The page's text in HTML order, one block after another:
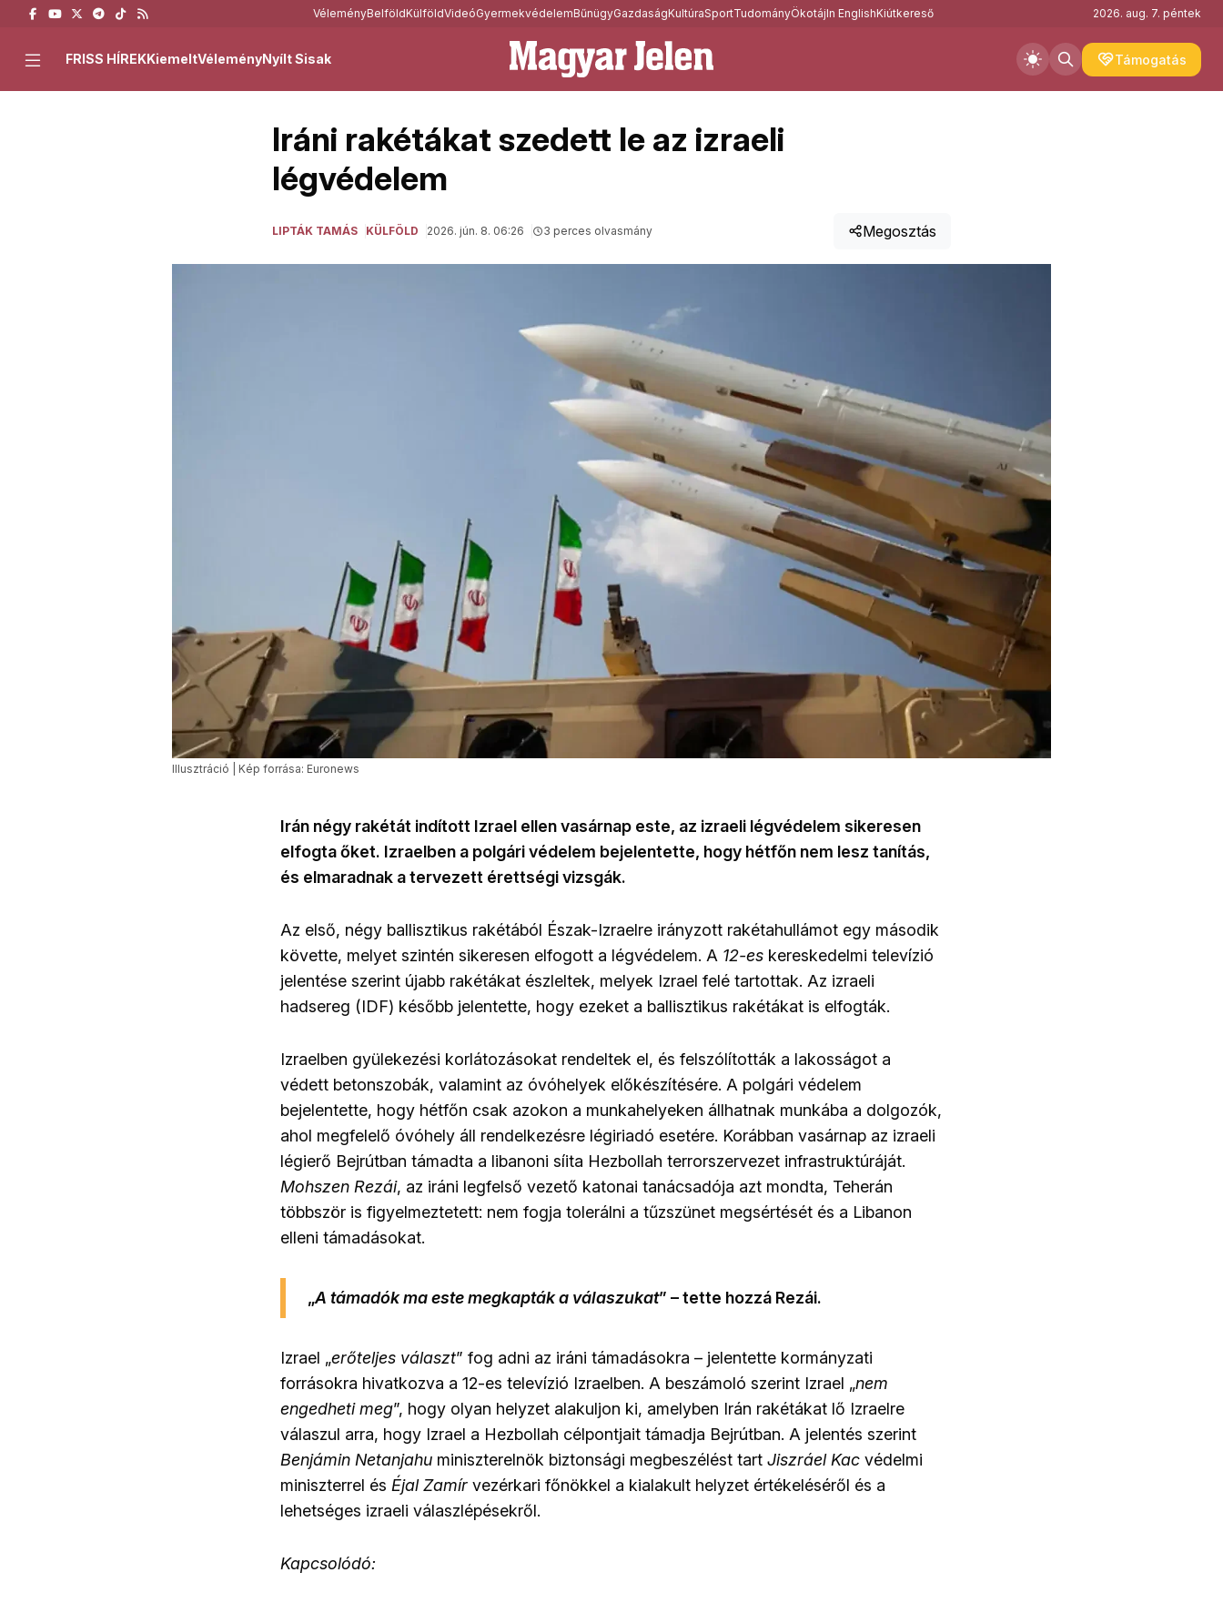
VéleményBelföldKülföldVideóGyermekvédelemBűnügyGazdaságKultúraSportTudományÖkotájIn EnglishKiútkereső 2026. aug. 7. péntek
Támogatás
FRISS HÍREKKiemeltVéleményNyílt Sisak
Iráni rakétákat szedett le az izraeli
légvédelem
LIPTÁK TAMÁS KÜLFÖLD 2026. jún. 8. 06:26 3 perces olvasmány Megosztás
Illusztráció | Kép forrása: Euronews
Irán négy rakétát indított Izrael ellen vasárnap este, az izraeli légvédelem sikeresen
elfogta őket. Izraelben a polgári védelem bejelentette, hogy hétfőn nem lesz tanítás,
és elmaradnak a tervezett érettségi vizsgák.
Az első, négy ballisztikus rakétából Észak-Izraelre irányzott rakétahullámot egy második
követte, melyet szintén sikeresen elfogott a légvédelem. A 12-es kereskedelmi televízió
jelentése szerint újabb rakétákat észleltek, melyek Izrael felé tartottak. Az izraeli
hadsereg (IDF) később jelentette, hogy ezeket a ballisztikus rakétákat is elfogták.
Izraelben gyülekezési korlátozásokat rendeltek el, és felszólították a lakosságot a
védett betonszobák, valamint az óvóhelyek előkészítésére. A polgári védelem
bejelentette, hogy hétfőn csak azokon a munkahelyeken állhatnak munkába a dolgozók,
ahol megfelelő óvóhely áll rendelkezésre légiriadó esetére. Korábban vasárnap az izraeli
légierő Bejrútban támadta a libanoni síita Hezbollah terrorszervezet infrastruktúráját.
Mohszen Rezái, az iráni legfelső vezető katonai tanácsadója azt mondta, Teherán
többször is figyelmeztetett: nem fogja tolerálni a tűzszünet megsértését és a Libanon
elleni támadásokat.
„A támadók ma este megkapták a válaszukat” – tette hozzá Rezái.
Izrael „erőteljes választ” fog adni az iráni támadásokra – jelentette kormányzati
forrásokra hivatkozva a 12-es televízió Izraelben. A beszámoló szerint Izrael „nem
engedheti meg”, hogy olyan helyzet alakuljon ki, amelyben Irán rakétákat lő Izraelre
válaszul arra, hogy Izrael a Hezbollah célpontjait támadja Bejrútban. A jelentés szerint
Benjámin Netanjahu miniszterelnök biztonsági megbeszélést tart Jiszráel Kac védelmi
miniszterrel és Éjal Zamír vezérkari főnökkel a kialakult helyzet értékeléséről és a
lehetséges izraeli válaszlépésekről.
Kapcsolódó: